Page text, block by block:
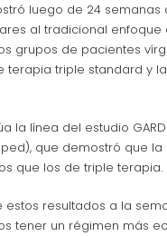
luego de 24
al tradicional enfoque
grupos de pacientes
terapia triple standard y
la línea del estudio
que demostró que
que los de triple terapia.
estos resultados a la
tener un régimen más